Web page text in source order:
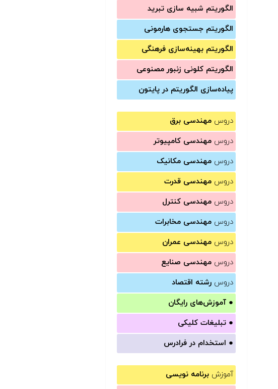
الگوریتم شبیه سازی تبرید
الگوریتم جستجوی هارمونی
الگوریتم بهینه‌سازی فرهنگی
الگوریتم کلونی زنبور مصنوعی
پیاده‌سازی الگوریتم در پایتون
دروس مهندسی برق
دروس مهندسی کامپیوتر
دروس مهندسی مکانیک
دروس مهندسی قدرت
دروس مهندسی کنترل
دروس مهندسی مخابرات
دروس مهندسی عمران
دروس مهندسی صنایع
دروس رشته اقتصاد
● آموزش‌های رایگان
● تبلیغات کلیکی
● استخدام در فرادرس
آموزش برنامه نویسی